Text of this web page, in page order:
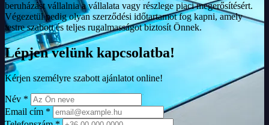
beruházást vállalnia a vállalata vagy részlege piaci megerősítésért.
Végezetül pedig olyan szerződési időtartamot fog kapni, amely
testre szabott és teljes rugalmasságot biztosít Önnek.
Lépjen velünk kapcsolatba!
Kérjen személyre szabott ajánlatot online!
Név *
Email cím *